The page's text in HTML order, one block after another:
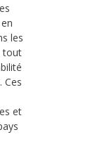
les
tout
Ces
et